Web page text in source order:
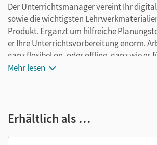
Der Unterrichtsmanager vereint Ihr
sowie die wichtigsten
Produkt. Ergänzt um hilfreiche
er Ihre Unterrichtsvorbereitung enorm.
ganz flexibel on- oder offline, ganz wie es
Unterrichtsmanager enthält:
Videos
Mehr lesen
Erhältlich als …